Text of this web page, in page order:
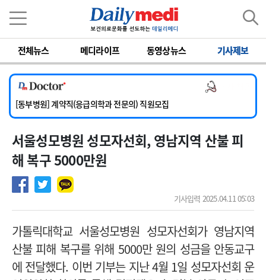
전체뉴스 메디라이프 동영상뉴스 기사제보
[서울아산병원] 2026년 하반기 인턴 모집
[영남대학교의료원] 마취통증의학과 임기제 임상의사 채용
[충남대학교병원] 소아청소년과(소아응급전담) 계약직 의사 공개채용
[동부병원] 계약직(응급의학과 전문의) 직원모집
[이대목동병원] 하반기 전공의(레지던트1년차) 모집
[서울아산병원] 2026년 하반기 인턴 모집
[영남대학교의료원] 마취통증의학과 임기제 임상의사 채용
서울성모병원 성모자선회, 영남지역 산불 피
해 복구 5000만원
기사입력 2025.04.11 05:03
가톨릭대학교 서울성모병원 성모자선회가 영남지역
산불 피해 복구를 위해 5000만 원의 성금을 안동교구
에 전달했다. 이번 기부는 지난 4월 1일 성모자선회 운